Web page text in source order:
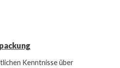
Kenntnisse über